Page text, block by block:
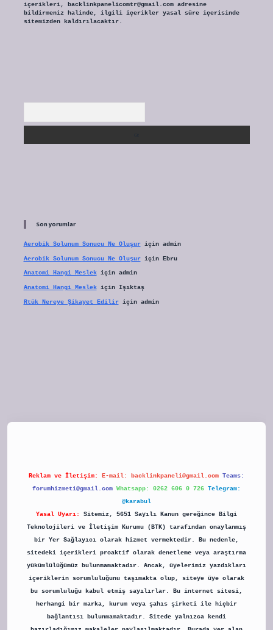
içerikleri, backlinkpanelicomtr@gmail.comadresine
bildirmeniz halinde, ilgili içerikler yasal süre içerisinde
sitemizden kaldırılacaktır.
Son yorumlar
Aerobik Solunum Sonucu Ne Oluşuriçin admin
Aerobik Solunum Sonucu Ne Oluşuriçin Ebru
Anatomi Hangi Meslekiçin admin
Anatomi Hangi Meslekiçin Işıktaş
Rtük Nereye Şikayet Ediliriçin admin
Reklam ve İletişim: E-mail: backlinkpaneli@gmail.com Teams:
forumhizmeti@gmail.com Whatsapp: 0262 606 0 726 Telegram:
@karabul
Yasal Uyarı:
Sitemiz, 5651 Sayılı Kanun gereğince Bilgi
Teknolojileri ve İletişim Kurumu (BTK) tarafından onaylanmış
bir Yer Sağlayıcı olarak hizmet vermektedir. Bu nedenle,
sitedeki içerikleri proaktif olarak denetleme veya araştırma
yükümlülüğümüz bulunmamaktadır. Ancak, üyelerimiz yazdıkları
içeriklerin sorumluluğunu taşımakta olup, siteye üye olarak
bu sorumluluğu kabul etmiş sayılırlar. Bu internet sitesi,
herhangi bir marka, kurum veya şahıs şirketi ile hiçbir
bağlantısı bulunmamaktadır. Sitede yalnızca kendi